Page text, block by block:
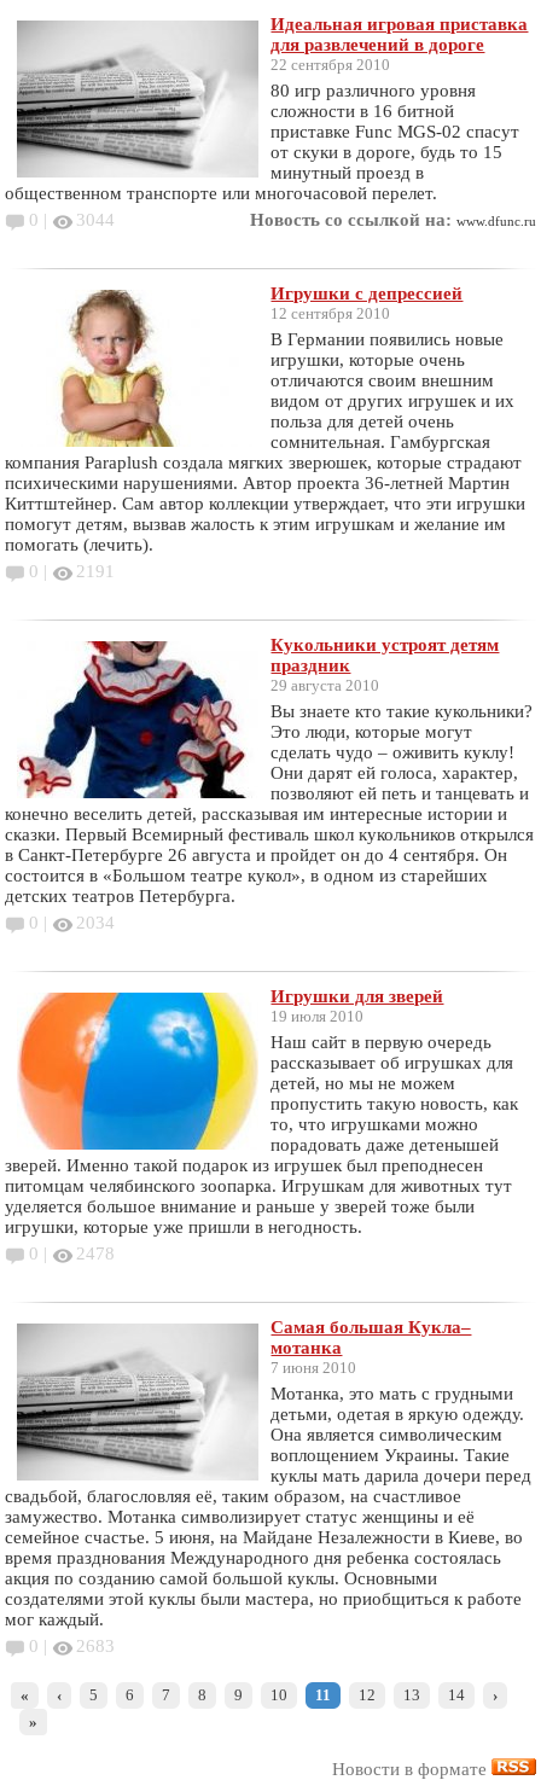
Идеальная игровая приставка
для развлечений в дороге
22 сентября 2010
80 игр различного уровня
сложности в 16 битной
приставке Func MGS-02 спасут
от скуки в дороге, будь то 15
минутный проезд в
общественном транспорте или многочасовой перелет.
0 |
3044 Новость со ссылкой на: www.dfunc.ru
Игрушки с депрессией
12 сентября 2010
В Германии появились новые
игрушки, которые очень
отличаются своим внешним
видом от других игрушек и их
польза для детей очень
сомнительная. Гамбургская
компания Paraplush создала мягких зверюшек, которые страдают
психическими нарушениями. Автор проекта 36-летней Мартин
Киттштейнер. Сам автор коллекции утверждает, что эти игрушки
помогут детям, вызвав жалость к этим игрушкам и желание им
помогать (лечить).
0 |
2191
Кукольники устроят детям
праздник
29 августа 2010
Вы знаете кто такие кукольники?
Это люди, которые могут
сделать чудо – оживить куклу!
Они дарят ей голоса, характер,
позволяют ей петь и танцевать и
конечно веселить детей, рассказывая им интересные истории и
сказки. Первый Всемирный фестиваль школ кукольников открылся
в Санкт-Петербурге 26 августа и пройдет он до 4 сентября. Он
состоится в «Большом театре кукол», в одном из старейших
детских театров Петербурга.
0 |
2034
Игрушки для зверей
19 июля 2010
Наш сайт в первую очередь
рассказывает об игрушках для
детей, но мы не можем
пропустить такую новость, как
то, что игрушками можно
порадовать даже детенышей
зверей. Именно такой подарок из игрушек был преподнесен
питомцам челябинского зоопарка. Игрушкам для животных тут
уделяется большое внимание и раньше у зверей тоже были
игрушки, которые уже пришли в негодность.
0 |
2478
Самая большая Кукла–
мотанка
7 июня 2010
Мотанка, это мать с грудными
детьми, одетая в яркую одежду.
Она является символическим
воплощением Украины. Такие
куклы мать дарила дочери перед
свадьбой, благословляя её, таким образом, на счастливое
замужество. Мотанка символизирует статус женщины и её
семейное счастье. 5 июня, на Майдане Незалежности в Киеве, во
время празднования Международного дня ребенка состоялась
акция по созданию самой большой куклы. Основными
создателями этой куклы были мастера, но приобщиться к работе
мог каждый.
0 |
2683
« ‹ 5 6 7 8 9 10 11 12 13 14
›
»
Новости в формате